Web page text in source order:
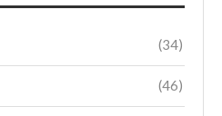
(34)
(46)